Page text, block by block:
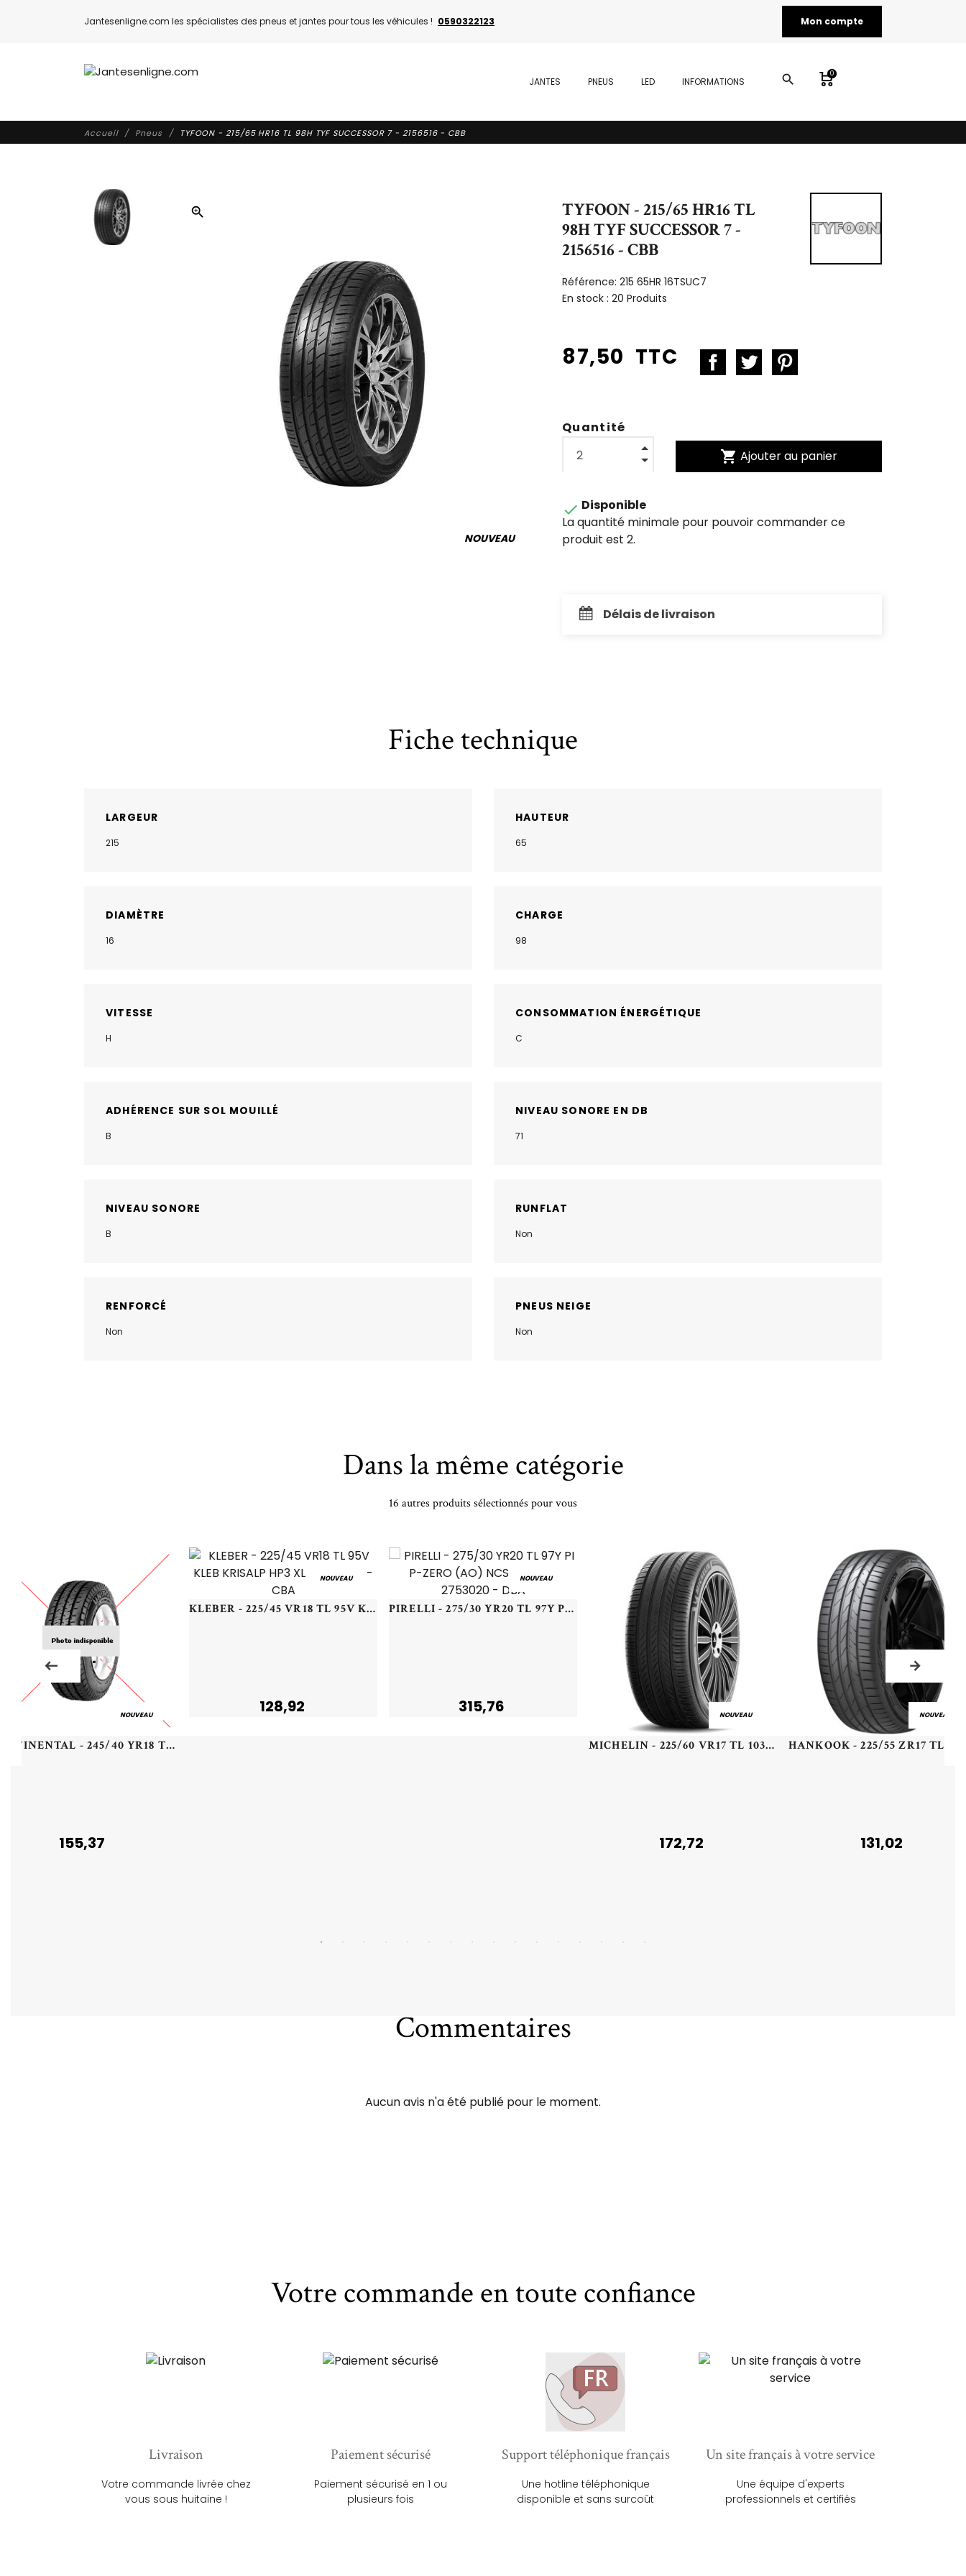
Jantesenligne.com les spécialistes des pneus et jantes pour tous les véhicules ! 0590322123 Mon compte
JANTES PNEUS LED INFORMATIONS search 0
Accueil Pneus TYFOON - 215/65 HR16 TL 98H TYF SUCCESSOR 7 - 2156516 - CBB
zoom_in
NOUVEAU
TYFOON - 215/65 HR16 TL
98H TYF SUCCESSOR 7 -
2156516 - CBB
Référence: 215 65HR 16TSUC7
En stock : 20 Produits
87,50 TTC
Quantité
shopping_cart Ajouter au panier
 Disponible
La quantité minimale pour pouvoir commander ce
produit est 2.
Délais de livraison
Fiche technique
LARGEUR
215
HAUTEUR
65
DIAMÈTRE
16
CHARGE
98
VITESSE
H
CONSOMMATION ÉNERGÉTIQUE
C
ADHÉRENCE SUR SOL MOUILLÉ
B
NIVEAU SONORE EN DB
71
NIVEAU SONORE
B
RUNFLAT
Non
RENFORCÉ
Non
PNEUS NEIGE
Non
Dans la même catégorie
16 autres produits sélectionnés pour vous
NOUVEAU
CONTINENTAL - 245/40 YR18 TL 97Y CO ECO CONTACT 6 MO XL - 2454018 - ABB
155,37
NOUVEAU
KLEBER - 225/45 VR18 TL 95V KLEB KRISALP HP3 XL - 2254518 - CBA
128,92
NOUVEAU
PIRELLI - 275/30 YR20 TL 97Y PI P-ZERO (AO) NCS XL PZ4 - 2753020 - DBA
315,76 NOUVEAU
MICHELIN - 225/60 VR17 TL 103V MI PRIMACY 5 XL - 2256017 - BAB
172,72
NOUVEAU
131,02
Commentaires
Aucun avis n'a été publié pour le moment.
Votre commande en toute confiance
Livraison
Votre commande livrée chez
vous sous huitaine !
Paiement sécurisé
Paiement sécurisé en 1 ou
plusieurs fois
Support téléphonique français
Une hotline téléphonique
disponible et sans surcoût
Un site français à votre service
Une équipe d'experts
professionnels et certifiés